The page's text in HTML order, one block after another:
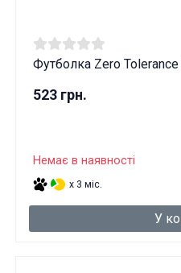
Футболка Zero Tolerance
523 грн.
Немає в наявності
x 3 міс.
У